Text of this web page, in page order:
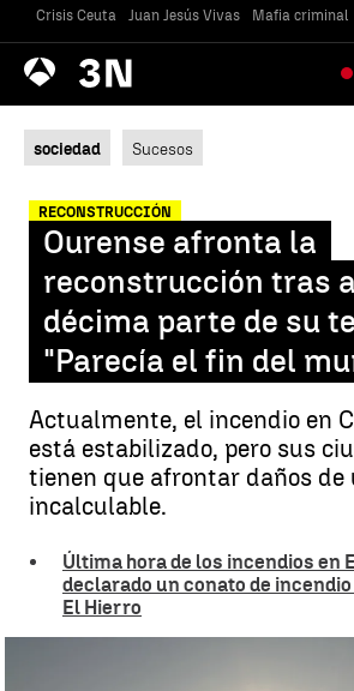
Crisis Ceuta Juan Jesús Vivas Mafia criminal
Antena
3 Noticias
sociedad Sucesos
RECONSTRUCCIÓN
Ourense afronta la
reconstrucción tras
décima parte de su
"Parecía el fin del
Actualmente, el incendio en
está estabilizado, pero sus
tienen que afrontar daños de
incalculable.
Última hora de los incendios en
declarado un conato de
El Hierro